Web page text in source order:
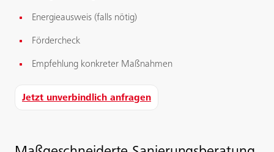
Energieausweis (falls nötig)
Fördercheck
Empfehlung konkreter Maßnahmen
Jetzt unverbindlich anfragen